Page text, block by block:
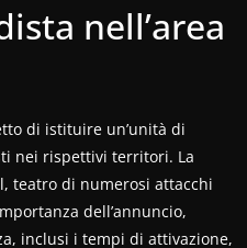
nell’area
di istituire un’unità di
nei rispettivi territori. La
teatro di numerosi attacchi
dell’annuncio,
inclusi i tempi di attivazione,